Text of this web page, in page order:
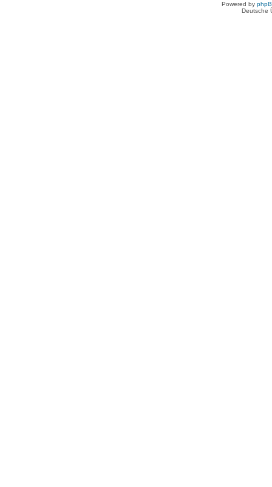
Powered by
Deutsche